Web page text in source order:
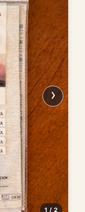
1 / 2